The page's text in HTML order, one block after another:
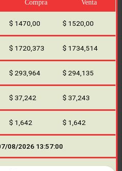
Compra Venta
$ 1470,00 $ 1520,00
$ 1720,373 $ 1734,514
$ 293,964 $ 294,135
$ 37,242 $ 37,243
$ 1,642 $ 1,642
08/2026 13:57:00